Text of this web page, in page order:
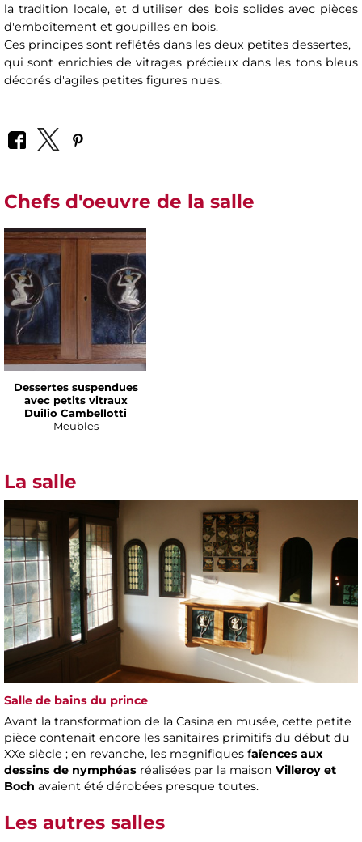
la tradition locale, et d'utiliser des bois solides avec pièces
d'emboîtement et goupilles en bois.
Ces principes sont reflétés dans les deux petites dessertes,
qui sont enrichies de vitrages précieux dans les tons bleus
décorés d'agiles petites figures nues.
Chefs d'oeuvre de la salle
Dessertes suspendues
avec petits vitraux
Duilio Cambellotti
Meubles
La salle
Salle de bains du prince
Avant la transformation de la Casina en musée, cette petite
pièce contenait encore les sanitaires primitifs du début du
XXe siècle ; en revanche, les magnifiques faïences aux
dessins de nymphéas réalisées par la maison Villeroy et
Boch avaient été dérobées presque toutes.
Les autres salles